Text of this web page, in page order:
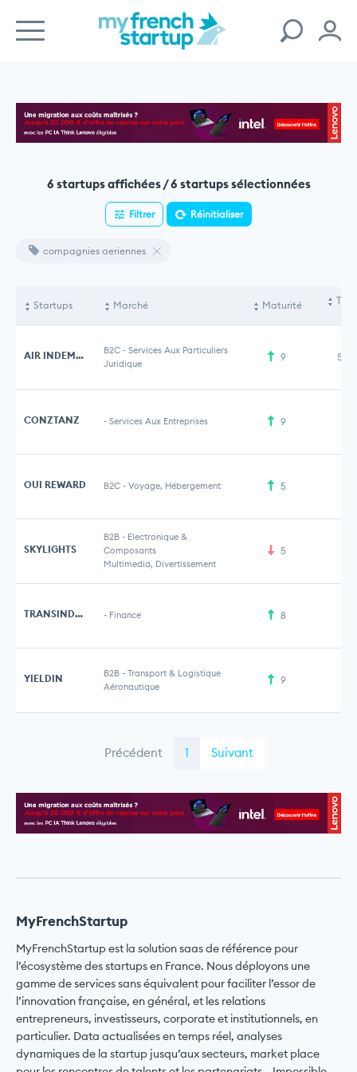
6 startups affichées / 6 startups sélectionnées
Filtrer Réinitialiser
compagnies aeriennes
Startups Marché Maturité
AIR INDEMNITE.COM B2C - Services Aux Particuliers
Juridique
9
CONZTANZ - Services Aux Entreprises 9
OUI REWARD B2C - Voyage, Hébergement 5
SKYLIGHTS
B2B - Electronique &
Composants
Multimedia, Divertissement
5
TRANSINDEMNITE - Finance 8
YIELDIN B2B - Transport & Logistique
Aéronautique
9
Précédent 1 Suivant
MyFrenchStartup
MyFrenchStartup est la solution saas de référence pour
l’écosystème des startups en France. Nous déployons une
gamme de services sans équivalent pour faciliter l’essor de
l’innovation française, en général, et les relations
entrepreneurs, investisseurs, corporate et institutionnels, en
particulier. Data actualisées en temps réel, analyses
dynamiques de la startup jusqu’aux secteurs, market place